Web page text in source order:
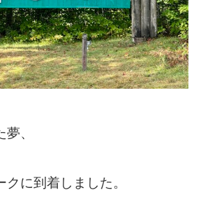
、
に到着しました。